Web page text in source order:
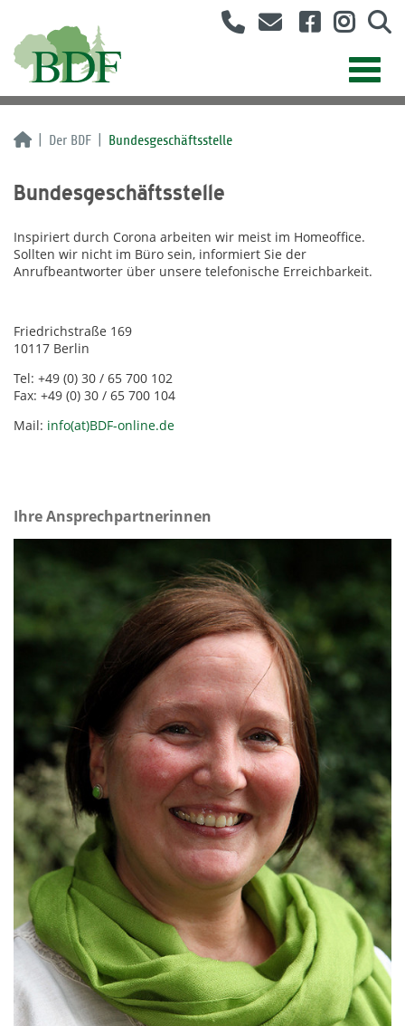
Der BDF Bundesgeschäftsstelle
Bundesgeschäftsstelle
Inspiriert durch Corona arbeiten wir meist im Homeoffice.
Sollten wir nicht im Büro sein, informiert Sie der
Anrufbeantworter über unsere telefonische Erreichbarkeit.
Friedrichstraße 169
10117 Berlin
Tel: +49 (0) 30 / 65 700 102
Fax: +49 (0) 30 / 65 700 104
Mail: info(at)BDF-online.de
Ihre Ansprechpartnerinnen